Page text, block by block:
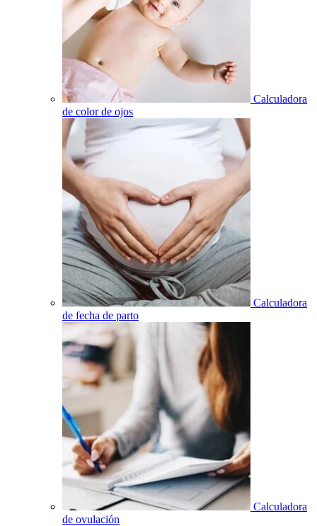
Calculadora
de color de ojos
Calculadora
de fecha de parto
Calculadora
de ovulación